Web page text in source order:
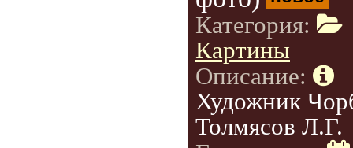
Категория:
Картины
Описание:
Художник
Толмясов Л.Г.